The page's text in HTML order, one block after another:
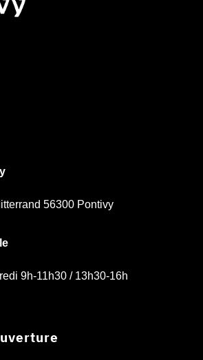
56300 Pontivy
9h-11h30 / 13h30-16h